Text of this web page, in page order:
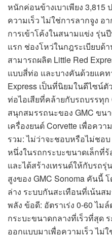
หนักค่อนข้างเบาเพียง 3,815
ความเร็ว ไม่ใช่การลากจูง อ
การเข้าโค้งในสนามแข่ง รุ่น
แรก ช่องโหว่ในกฎระเบียบด้
สามารถผลิต Little Red
แบบสี่ท่อ และบางคันด้วยแคท
Express เป็นที่นิยมในดีไซน์ตั
ท่อไอเสียที่คล้ายกับรถบรรทุก
สนุกสมรรถนะของ GMC ขน
เครื่องยนต์ Corvette เพื่อคว
รวม: ไม่ว่าจะชอบหรือไม่ชอบ
หนึ่งในรถกระบะขนาดเล็กที่
และได้สร้างเทรนด์ให้กับรถ
สูงของ GMC Sonoma คันนี้
ล่าง ระบบกันสะเทือนที่เน้นส
พลัง ข้อดี: อัตราเร่ง 0-60 ไม
กระบะขนาดกลางที่เร็วที่สุด
ออกแบบมาเพื่อความเร็ว ไม่